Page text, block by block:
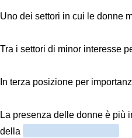
Uno dei settori in cui le donne
Tra i settori di minor interesse
In terza posizione per
La presenza delle donne è più
della